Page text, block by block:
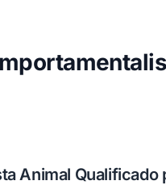
Animal Qualificado